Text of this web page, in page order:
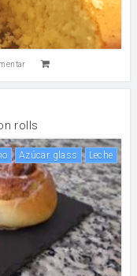
rolls
Azúcar glass leche